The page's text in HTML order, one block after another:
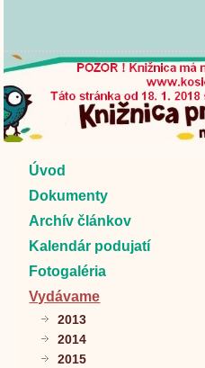
Úvod
Dokumenty
Archív článkov
Kalendár podujatí
Fotogaléria
Vydávame
2013
2014
2015